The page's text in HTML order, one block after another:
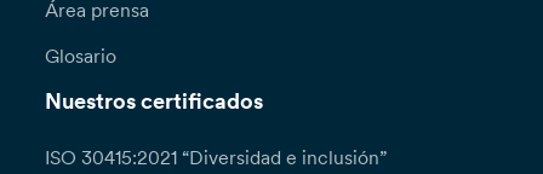
Área prensa
Glosario
Nuestros certificados
ISO 30415:2021 “Diversidad e inclusión”